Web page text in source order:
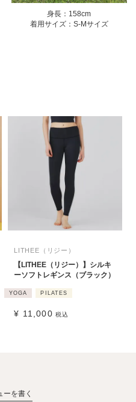
身長：158cm
着用サイズ：S-Mサイズ
LITHEE（リジー）
【LITHEE（リジー）】シルキ
ーソフトレギンス（ブラック）
YOGA PILATES
¥ 11,000 税込
ーを書く